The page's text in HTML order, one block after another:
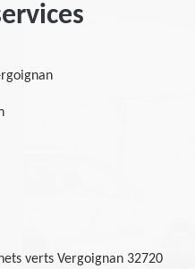
verts Vergoignan 32720